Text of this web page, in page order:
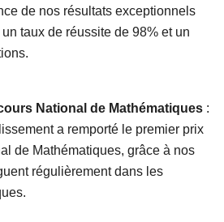
de nos résultats exceptionnels
taux de réussite de 98% et un
National de Mathématiques:
a remporté le premier prix
de Mathématiques, grâce à nos
régulièrement dans les